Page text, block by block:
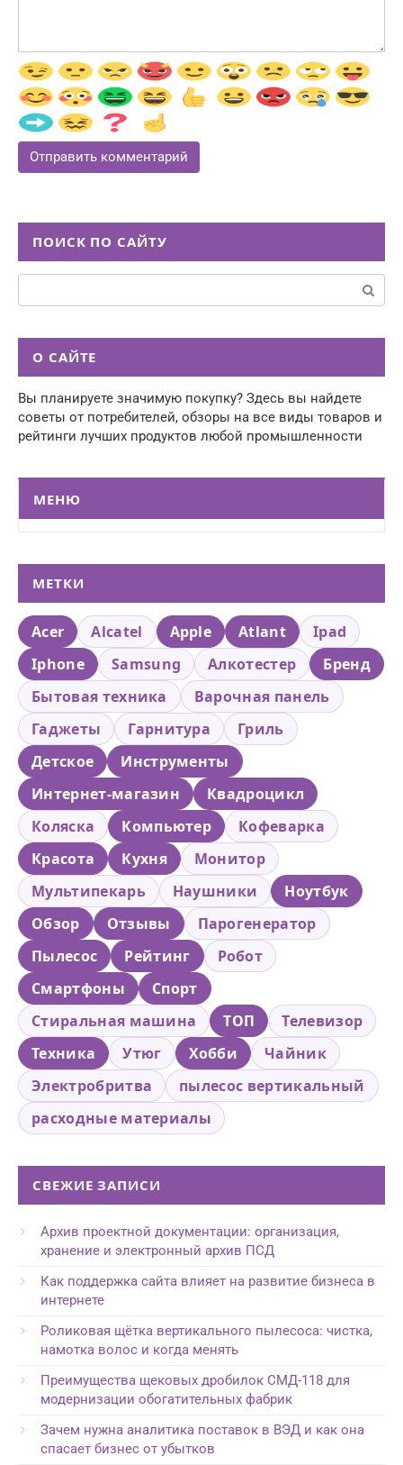
ПОИСК ПО САЙТУ
Поиск:
О САЙТЕ
Вы планируете значимую покупку? Здесь вы найдете
советы от потребителей, обзоры на все виды товаров и
рейтинги лучших продуктов любой промышленности
МЕНЮ
МЕТКИ
Acer Alcatel Apple Atlant
Ipad
Iphone
Samsung Алкотестер
Бренд
Бытовая техника
Варочная панель
Гаджеты
Гарнитура
Гриль
Детское
Инструменты
Интернет-магазин
Квадроцикл
Коляска
Компьютер
Кофеварка
Красота
Кухня
Монитор
Мультипекарь
Наушники
Ноутбук
Обзор
Отзывы
Парогенератор
Пылесос
Рейтинг
Робот
Смартфоны
Спорт
Стиральная машина
ТОП
Телевизор
Техника
Утюг Хобби
Чайник
Электробритва
пылесос вертикальный
расходные материалы
СВЕЖИЕ ЗАПИСИ
Архив проектной документации: организация,
хранение и электронный архив ПСД
Как поддержка сайта влияет на развитие бизнеса в
интернете
Роликовая щётка вертикального пылесоса: чистка,
намотка волос и когда менять
Преимущества щековых дробилок СМД-118 для
модернизации обогатительных фабрик
Зачем нужна аналитика поставок в ВЭД и как она
спасает бизнес от убытков